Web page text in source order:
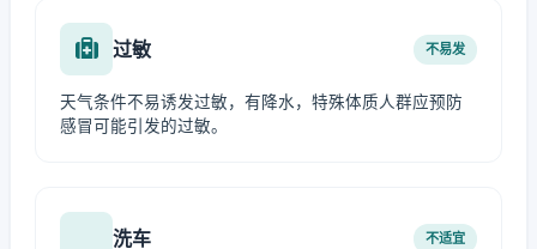
过敏 不易发
天气条件不易诱发过敏，有降水，特殊体质人群应预防
感冒可能引发的过敏。
洗车 不适宜